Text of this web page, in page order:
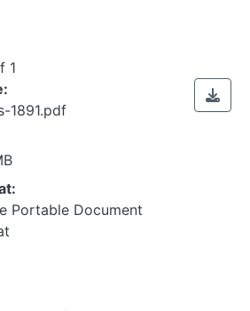
1
1891.pdf
Portable Document